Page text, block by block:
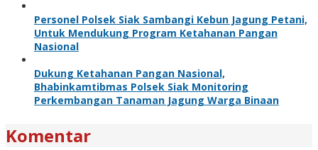
Personel Polsek Siak Sambangi Kebun Jagung Petani,
Untuk Mendukung Program Ketahanan Pangan
Nasional
Dukung Ketahanan Pangan Nasional,
Bhabinkamtibmas Polsek Siak Monitoring
Perkembangan Tanaman Jagung Warga Binaan
Komentar